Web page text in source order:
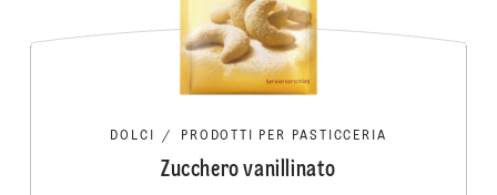
DOLCI / PRODOTTI PER PASTICCERIA
Zucchero vanillinato